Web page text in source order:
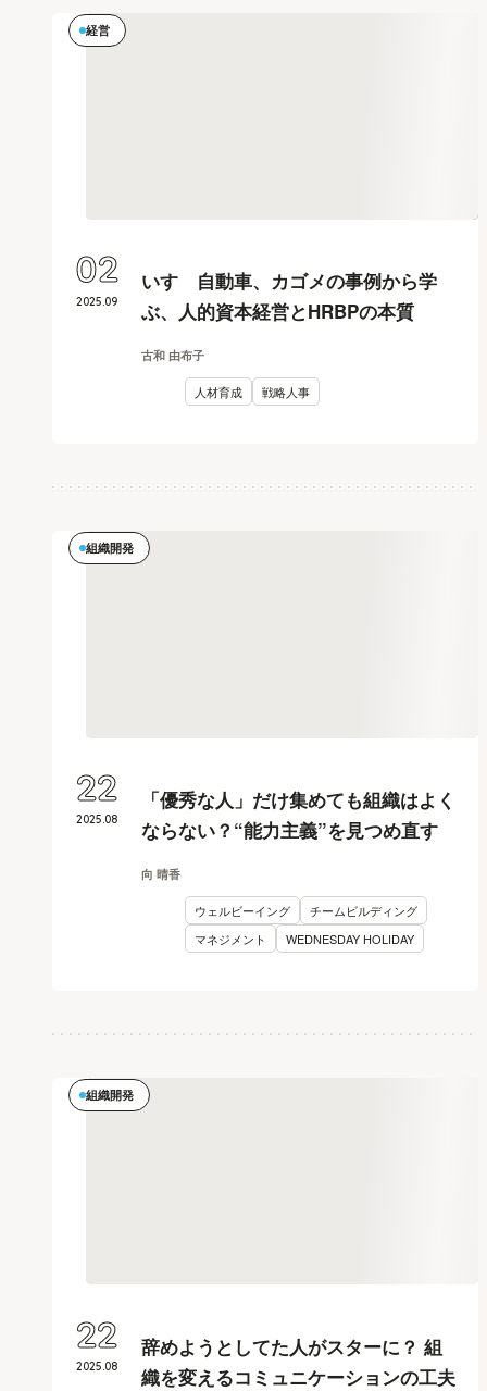
経営
いすゞ自動車、カゴメの事例から学
ぶ、人的資本経営とHRBPの本質
古和 由布子
人材育成 戦略人事
2025.09
02
組織開発
「優秀な人」だけ集めても組織はよく
ならない？“能力主義”を見つめ直す
向 晴香
ウェルビーイング
チームビルディング
マネジメント
WEDNESDAY HOLIDAY
2025.08
22
組織開発
辞めようとしてた人がスターに？ 組
織を変えるコミュニケーションの工夫
2025.08
22